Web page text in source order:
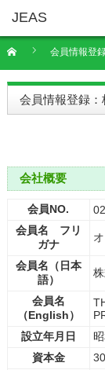
会員情報登
会員情報登録
会社概要
会員NO.
会員名 フリ
ガナ
会員名（日本
語）
会員名
（English）
設立年月日
資本金